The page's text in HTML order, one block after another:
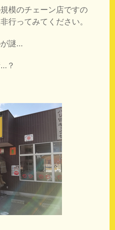
模のチェーン店ですの
行ってみてください。
謎…
？